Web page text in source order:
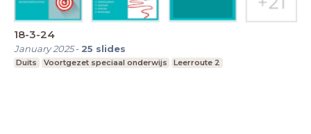
18-3-24
January 2025- 25 slides
Duits Voortgezet speciaal onderwijs Leerroute 2